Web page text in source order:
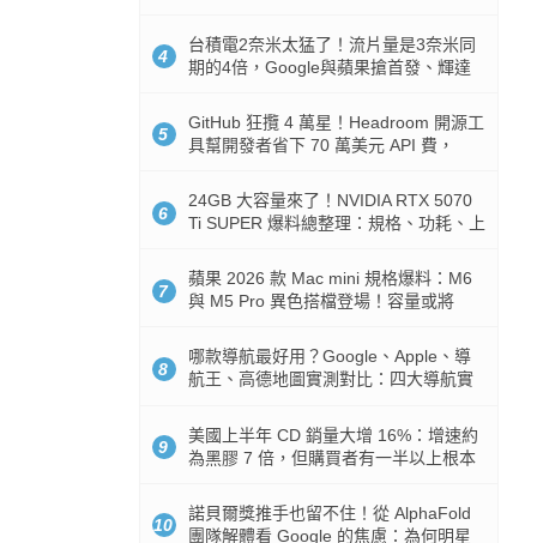
4
台積電2奈米太猛了！流片量是3奈米同
期的4倍，Google與蘋果搶首發、輝達
5
GitHub 狂攬 4 萬星！Headroom 開源工
具幫開發者省下 70 萬美元 API 費，
6
24GB 大容量來了！NVIDIA RTX 5070
Ti SUPER 爆料總整理：規格、功耗、上
7
蘋果 2026 款 Mac mini 規格爆料：M6
與 M5 Pro 異色搭檔登場！容量或將
8
哪款導航最好用？Google、Apple、導
航王、高德地圖實測對比：四大導航實
9
美國上半年 CD 銷量大增 16%：增速約
為黑膠 7 倍，但購買者有一半以上根本
10
諾貝爾獎推手也留不住！從 AlphaFold
團隊解體看 Google 的焦慮：為何明星